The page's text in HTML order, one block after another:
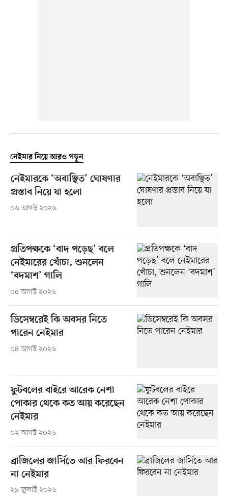
নেইমার নিয়ে আরও পড়ুন
নেইমারকে ‘অবাঞ্ছিত’ ঘোষণার
প্রস্তাব নিয়ে যা হলো
০৬ আগস্ট ২০২৬
প্রতিপক্ষকে ‘বাদ পড়েছ’ বলে
নেইমারের খোঁচা, শুনলেন
‘বদমাশ’ গালি
০৫ আগস্ট ২০২৬
ডিসেম্বরেই কি অবসর নিতে
পারেন নেইমার
০৪ আগস্ট ২০২৬
ফুটবলের বাইরে আরেক নেশা
পোকার থেকে কত আয় করেছেন
নেইমার
০২ আগস্ট ২০২৬
ব্রাজিলের জার্সিতে আর ফিরবেন
না নেইমার
২৯ জুলাই ২০২৬